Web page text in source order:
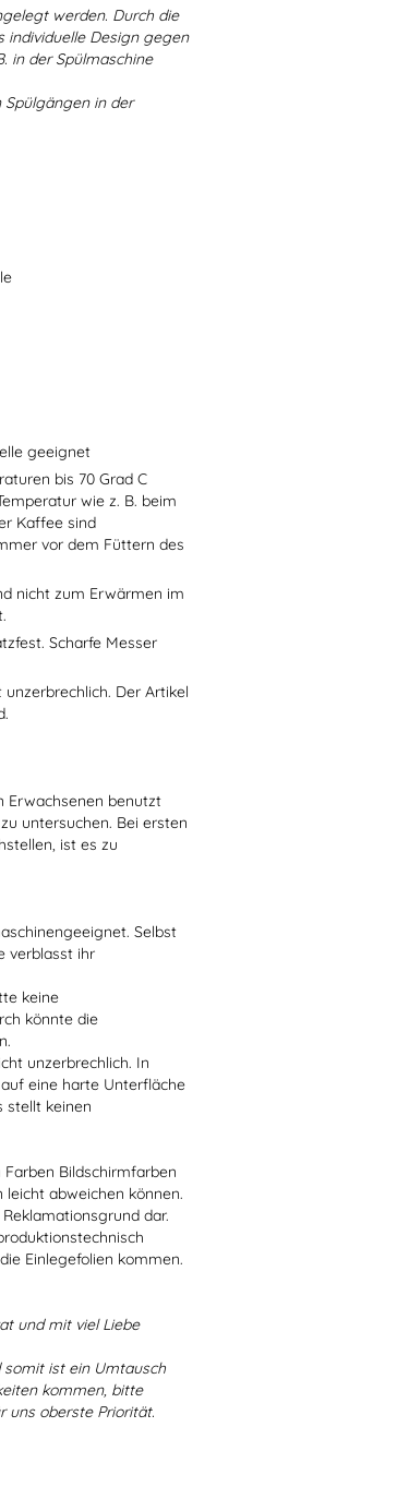
werden. Durch die
individuelle Design gegen
in der Spülmaschine
Spülgängen in der
geeignet
bis 70 Grad C
wie z. B. beim
Kaffee sind
vor dem Füttern des
nicht zum Erwärmen im
Scharfe Messer
Der Artikel
Erwachsenen benutzt
untersuchen. Bei ersten
ist es zu
Selbst
verblasst ihr
keine
könnte die
unzerbrechlich. In
eine harte Unterfläche
stellt keinen
Bildschirmfarben
abweichen können.
dar.
Einlegefolien kommen.
und mit viel Liebe
ist ein Umtausch
kommen, bitte
uns oberste Priorität.